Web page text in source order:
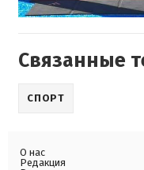
Связанные
СПОРТ
О нас
Редакция